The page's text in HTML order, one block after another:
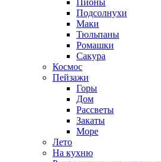
Пионы
Подсолнухи
Маки
Тюльпаны
Ромашки
Сакура
Космос
Пейзажи
Горы
Дом
Рассветы
Закаты
Море
Лето
На кухню